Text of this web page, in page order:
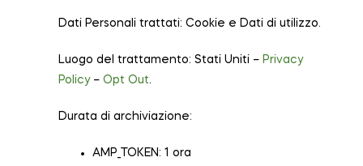
Dati Personali trattati: Cookie e Dati di utilizzo.
Luogo del trattamento: Stati Uniti – Privacy
Policy– Opt Out.
Durata di archiviazione:
AMP_TOKEN: 1 ora